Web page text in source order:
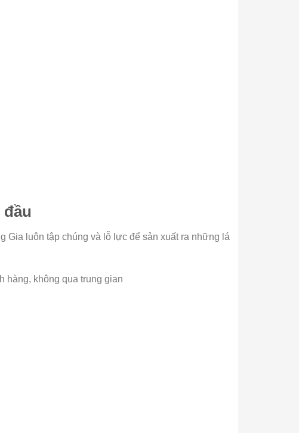
luôn tập chúng và lỗ lực để sản xuất ra những lá
hàng, không qua trung gian